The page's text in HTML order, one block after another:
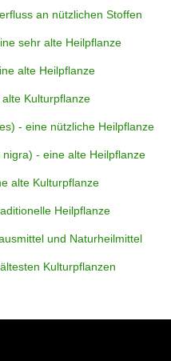
an nützlichen Stoffen
sehr alte Heilpflanze
alte Heilpflanze
Kulturpflanze
- eine nützliche Heilpflanze
- eine alte Heilpflanze
alte Kulturpflanze
Heilpflanze
und Naturheilmittel
Kulturpflanzen